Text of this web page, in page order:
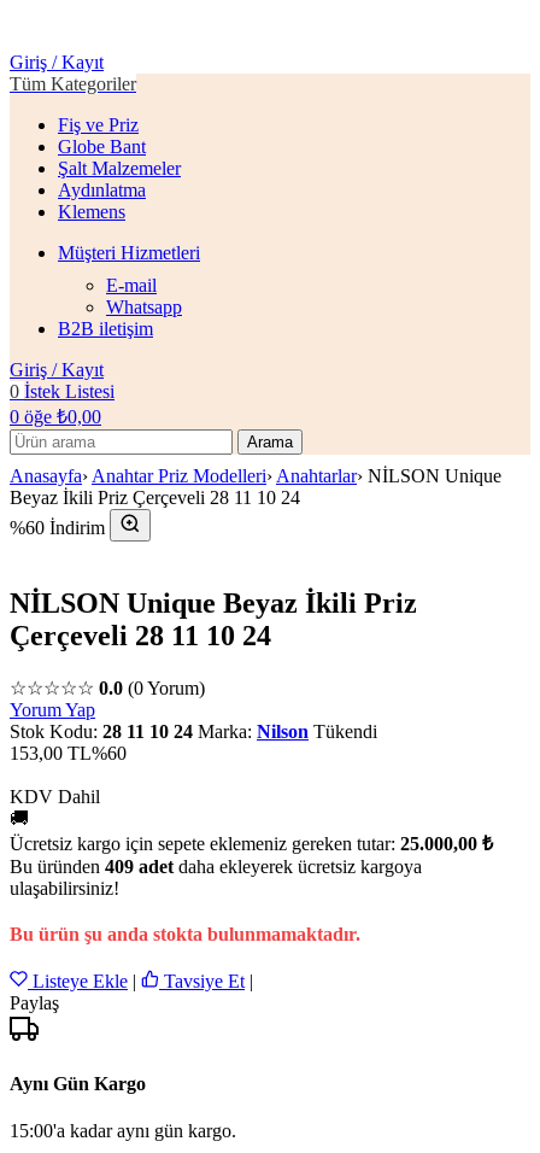
Giriş / Kayıt
Tüm Kategoriler
Fiş ve Priz
Globe Bant
Şalt Malzemeler
Aydınlatma
Klemens
Müşteri Hizmetleri
E-mail
Whatsapp
B2B iletişim
Giriş / Kayıt
0 İstek Listesi
0 öğe ₺0,00
Arama
Anasayfa› Anahtar Priz Modelleri› Anahtarlar› NİLSON Unique
Beyaz İkili Priz Çerçeveli 28 11 10 24
%60 İndirim
NİLSON Unique Beyaz İkili Priz
Çerçeveli 28 11 10 24
☆☆☆☆☆ 0.0 (0 Yorum)
Yorum Yap
Stok Kodu: 28 11 10 24 Marka: Nilson Tükendi
153,00 TL%60
KDV Dahil
🚚
Ücretsiz kargo için sepete eklemeniz gereken tutar: 25.000,00 ₺
Bu üründen 409 adet daha ekleyerek ücretsiz kargoya
ulaşabilirsiniz!
Bu ürün şu anda stokta bulunmamaktadır.
Listeye Ekle | Tavsiye Et |
Paylaş
Aynı Gün Kargo
15:00'a kadar aynı gün kargo.